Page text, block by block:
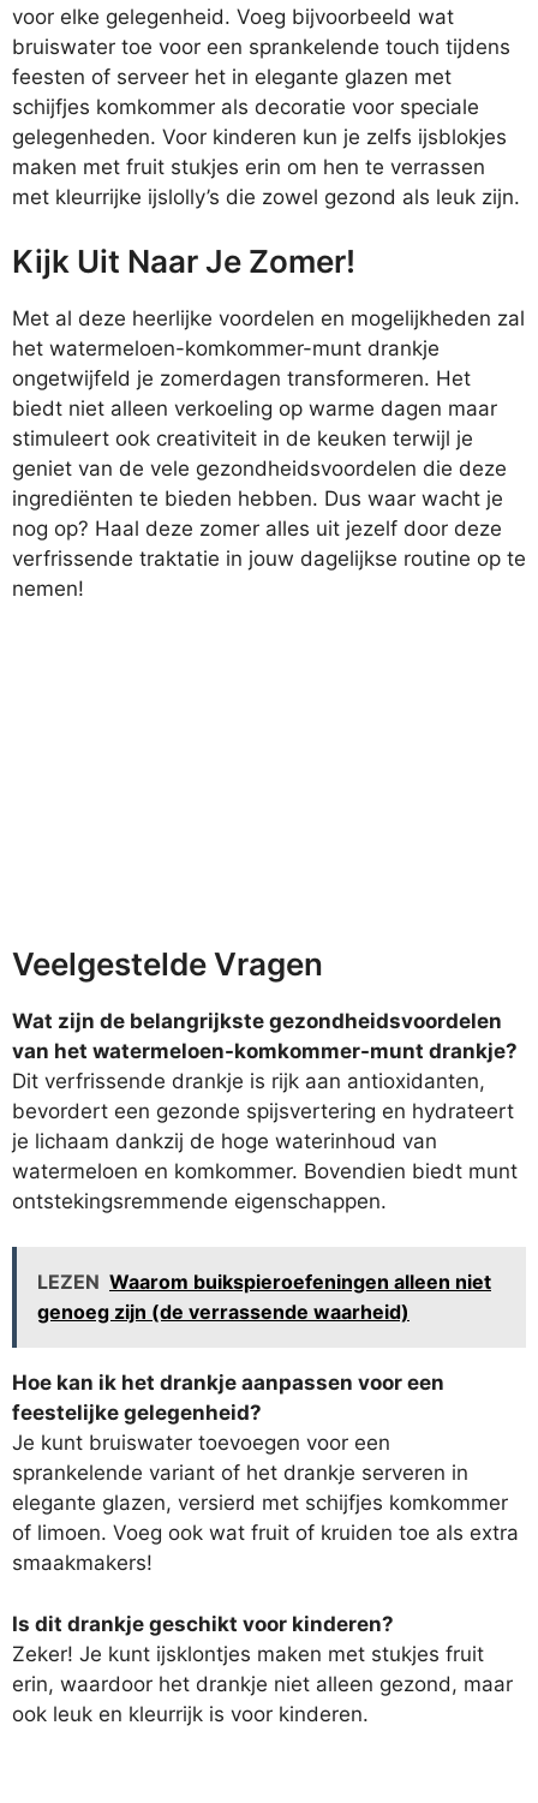
voor elke gelegenheid. Voeg bijvoorbeeld wat
bruiswater toe voor een sprankelende touch tijdens
feesten of serveer het in elegante glazen met
schijfjes komkommer als decoratie voor speciale
gelegenheden. Voor kinderen kun je zelfs ijsblokjes
maken met fruit stukjes erin om hen te verrassen
met kleurrijke ijslolly’s die zowel gezond als leuk zijn.
Kijk Uit Naar Je Zomer!
Met al deze heerlijke voordelen en mogelijkheden zal
het watermeloen-komkommer-munt drankje
ongetwijfeld je zomerdagen transformeren. Het
biedt niet alleen verkoeling op warme dagen maar
stimuleert ook creativiteit in de keuken terwijl je
geniet van de vele gezondheidsvoordelen die deze
ingrediënten te bieden hebben. Dus waar wacht je
nog op? Haal deze zomer alles uit jezelf door deze
verfrissende traktatie in jouw dagelijkse routine op te
nemen!
Veelgestelde Vragen
Wat zijn de belangrijkste gezondheidsvoordelen
van het watermeloen-komkommer-munt drankje?
Dit verfrissende drankje is rijk aan antioxidanten,
bevordert een gezonde spijsvertering en hydrateert
je lichaam dankzij de hoge waterinhoud van
watermeloen en komkommer. Bovendien biedt munt
ontstekingsremmende eigenschappen.
LEZEN Waarom buikspieroefeningen alleen niet
genoeg zijn (de verrassende waarheid)
Hoe kan ik het drankje aanpassen voor een
feestelijke gelegenheid?
Je kunt bruiswater toevoegen voor een
sprankelende variant of het drankje serveren in
elegante glazen, versierd met schijfjes komkommer
of limoen. Voeg ook wat fruit of kruiden toe als extra
smaakmakers!
Is dit drankje geschikt voor kinderen?
Zeker! Je kunt ijsklontjes maken met stukjes fruit
erin, waardoor het drankje niet alleen gezond, maar
ook leuk en kleurrijk is voor kinderen.